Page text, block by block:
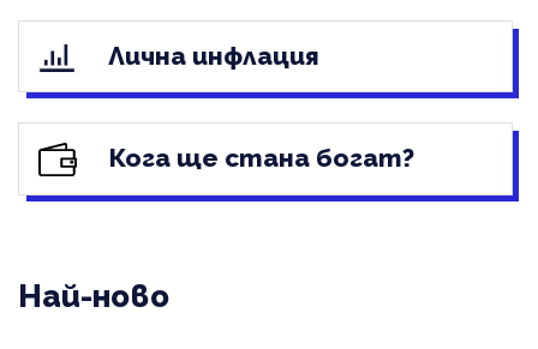
Лична инфлация
Кога ще стана богат?
Най-ново